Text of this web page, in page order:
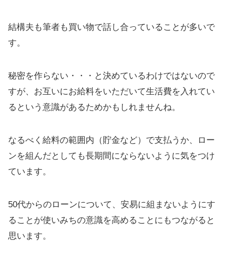
結構夫も筆者も買い物で話し合っていることが多いで
す。
秘密を作らない・・・と決めているわけではないので
すが、お互いにお給料をいただいて生活費を入れてい
るという意識があるためかもしれませんね。
なるべく給料の範囲内（貯金など）で支払うか、ロー
ンを組んだとしても長期間にならないように気をつけ
ています。
50代からのローンについて、安易に組まないようにす
ることが使いみちの意識を高めることにもつながると
思います。